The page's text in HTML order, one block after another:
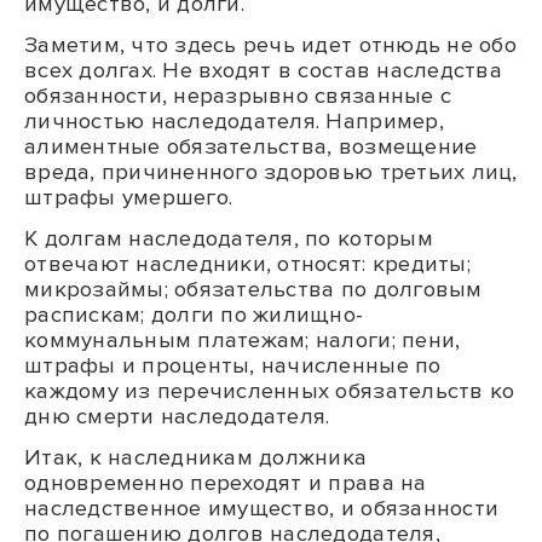
Заметим, что здесь речь идет отнюдь не обо
всех долгах. Не входят в состав наследства
обязанности, неразрывно связанные с
личностью наследодателя. Например,
алиментные обязательства, возмещение
вреда, причиненного здоровью третьих лиц,
штрафы умершего.
К долгам наследодателя, по которым
отвечают наследники, относят: кредиты;
микрозаймы; обязательства по долговым
распискам; долги по жилищно-
коммунальным платежам; налоги; пени,
штрафы и проценты, начисленные по
каждому из перечисленных обязательств ко
дню смерти наследодателя.
Итак, к наследникам должника
одновременно переходят и права на
наследственное имущество, и обязанности
по погашению долгов наследодателя,